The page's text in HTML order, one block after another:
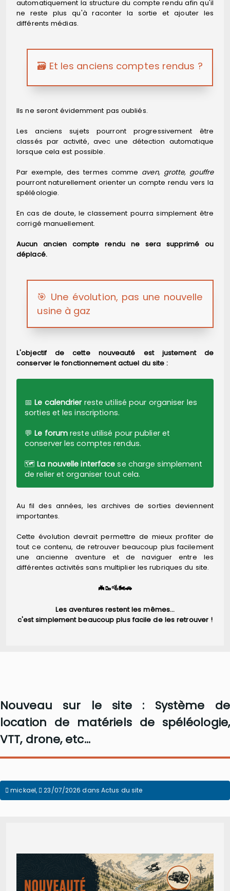
automatiquement la structure du compte rendu afin qu'il
ne reste plus qu'à raconter la sortie et ajouter les
différents médias.
🗃️ Et les anciens comptes rendus ?
Ils ne seront évidemment pas oubliés.
Les anciens sujets pourront progressivement être
classés par activité, avec une détection automatique
lorsque cela est possible.
Par exemple, des termes comme aven, grotte, gouffre
pourront naturellement orienter un compte rendu vers la
spéléologie.
En cas de doute, le classement pourra simplement être
corrigé manuellement.
Aucun ancien compte rendu ne sera supprimé ou
déplacé.
🎯 Une évolution, pas une nouvelle
usine à gaz
L'objectif de cette nouveauté est justement de
conserver le fonctionnement actuel du site :
📅Le calendrierreste utilisé pour organiser les
sorties et les inscriptions.
💬Le forum reste utilisé pour publier et
conserver les comptes rendus.
🗺️La nouvelle interface se charge simplement
de relier et organiser tout cela.
Au fil des années, les archives de sorties deviennent
importantes.
Cette évolution devrait permettre de mieux profiter de
tout ce contenu, de retrouver beaucoup plus facilement
une ancienne aventure et de naviguer entre les
différentes activités sans multiplier les rubriques du site.
🦇🥾🚵🏍️🚗
Les aventures restent les mêmes…
c'est simplement beaucoup plus facile de les retrouver !
Nouveau sur le site : Système de
location de matériels de spéléologie,
VTT, drone, etc...
mickael, 23/07/2026 dans Actus du site